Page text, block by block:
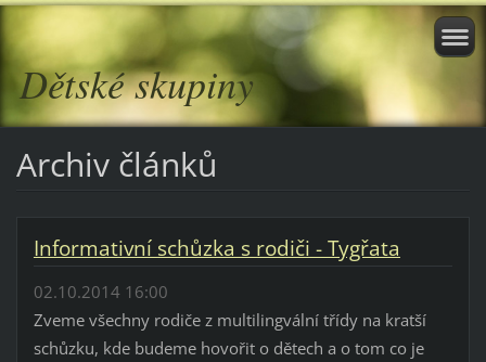
Dětské skupiny
Archiv článků
Informativní schůzka s rodiči - Tygřata
02.10.2014 16:00
Zveme všechny rodiče z multilingvální třídy na kratší
schůzku, kde budeme hovořit o dětech a o tom co je